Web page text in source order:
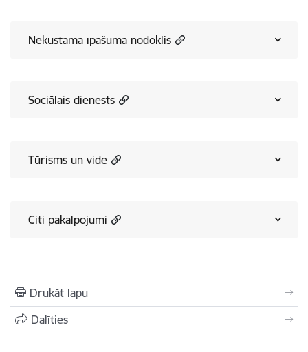
Nekustamā īpašuma nodoklis
Sociālais dienests
Tūrisms un vide
Citi pakalpojumi
Drukāt lapu
Dalīties